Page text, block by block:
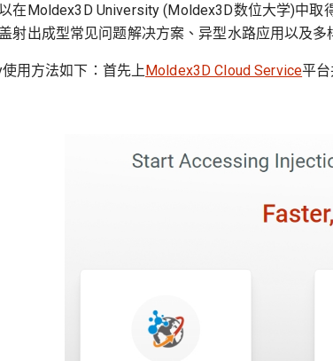
在Moldex3D University (Moldex3D数位大学)中
射出成型常见问题解决方案、异型水路应用以及多
用方法如下：首先上Moldex3D Cloud Service平